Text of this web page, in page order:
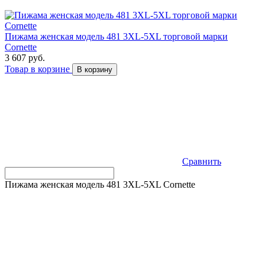
Пижама женская модель 481 3XL-5XL торговой марки
Cornette
3 607 руб.
Товар в корзине
В корзину
Сравнить
Пижама женская модель 481 3XL-5XL Cornette